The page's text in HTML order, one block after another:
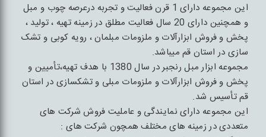
این مجموعه دارای 1 قرن فعالیت و تجربه درعرصه چوب و مبل
و همچنین دارای 20 سال فعالیت مطلق در زمینه تهیه ، تولید ،
پخش و فروش ابزارآلات و ملزومات مبلمان ، رویه کوبی و تشک
سازی در استان قم میباشد.
مجموعه ابزار مبل رنجبر در سال 1380 با هدف تهیه،تأمیین و
پخش و فروش ابزارآلات و ملزومات مبلی و تشکسازی در استان
قم تأسیس شد.
این مجموعه دارای نمایندگی و عاملیت فروش شرکت های
متعددی در زمینه های مختلف همچون شرکت های :